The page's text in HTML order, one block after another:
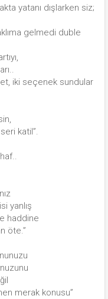
yatanı dışlarken siz;
gelmedi duble
iki seçenek sundular
katil”.
yanlış
haddine
öte.”
merak konusu”